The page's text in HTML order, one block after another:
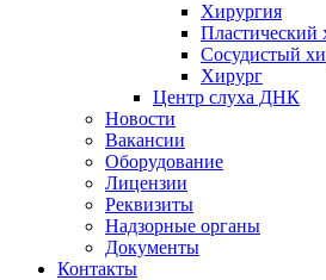
Хирургия
Пластический
Сосудистый
Хирург
Центр слуха ДНК
Новости
Вакансии
Оборудование
Лицензии
Реквизиты
Надзорные органы
Документы
Контакты